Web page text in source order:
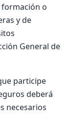
o
y de
General de
participe
deberá
necesarios